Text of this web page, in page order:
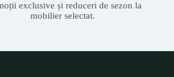
exclusive și reduceri de sezon la
mobilier selectat.